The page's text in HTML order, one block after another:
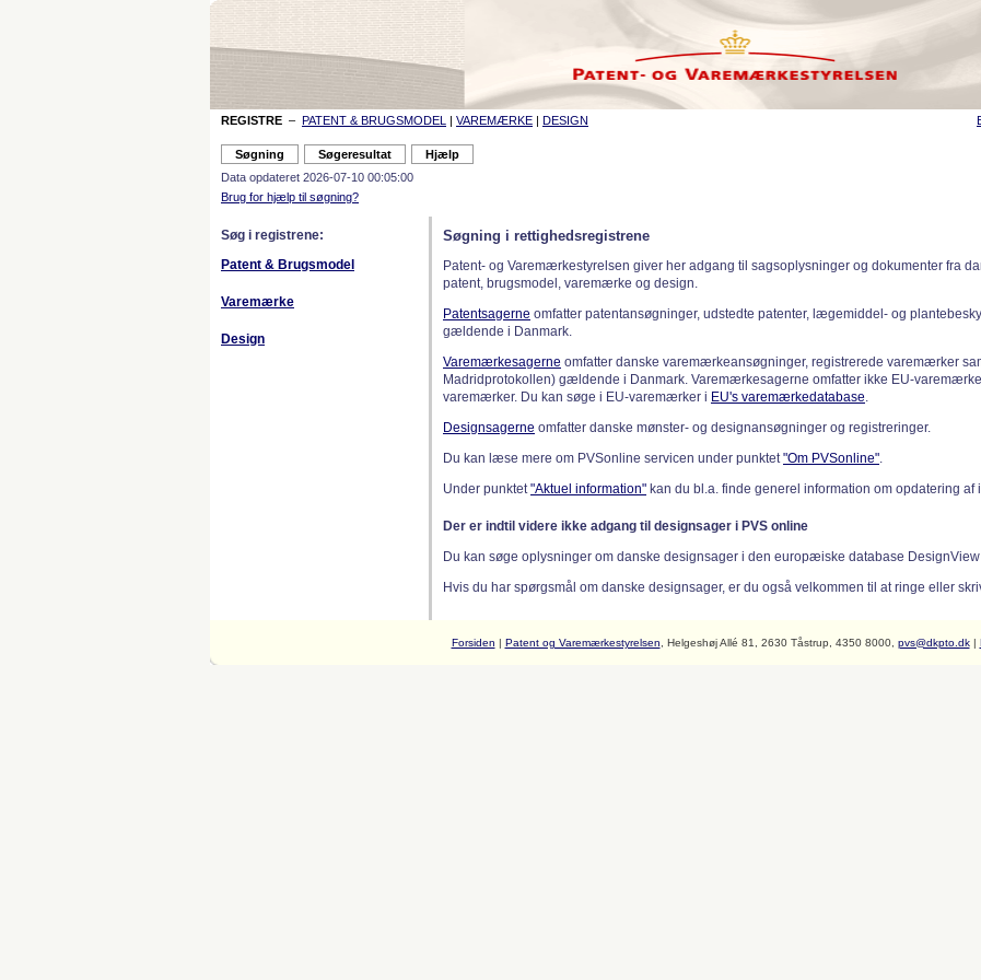
REGISTRE – PATENT & BRUGSMODEL | VAREMÆRKE | DESIGN
Data opdateret 2026-07-10 00:05:00
Brug for hjælp til søgning?
Søg i registrene:
Patent & Brugsmodel
Varemærke
Design
Søgning i rettighedsregistrene
Patent- og Varemærkestyrelsen giver her adgang til sagsoplysninger og dokumenter fra
patent, brugsmodel, varemærke og design.
Patentsagerne omfatter patentansøgninger, udstedte patenter, lægemiddel- og
gældende i Danmark.
Varemærkesagerne omfatter danske varemærkeansøgninger, registrerede varemærker
Madridprotokollen) gældende i Danmark. Varemærkesagerne omfatter ikke EU-
varemærker. Du kan søge i EU-varemærker i EU's varemærkedatabase.
Designsagerne omfatter danske mønster- og designansøgninger og registreringer.
Du kan læse mere om PVSonline servicen under punktet"Om PVSonline".
Under punktet"Aktuel information" kan du bl.a. finde generel information om opdatering
Der er indtil videre ikke adgang til designsager i PVS online
Du kan søge oplysninger om danske designsager i den europæiske database DesignView
Hvis du har spørgsmål om danske designsager, er du også velkommen til at ringe eller
Forsiden | Patent og Varemærkestyrelsen , Helgeshøj Allé 81, 2630 Tåstrup, 4350 8000, pvs@dkpto.dk|